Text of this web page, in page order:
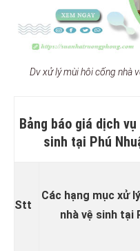
Dv xử lý mùi hôi cống nhà
Bảng báo giá dịch
sinh tại Phú
Stt
Các hạng mục xử
nhà vệ sinh tại